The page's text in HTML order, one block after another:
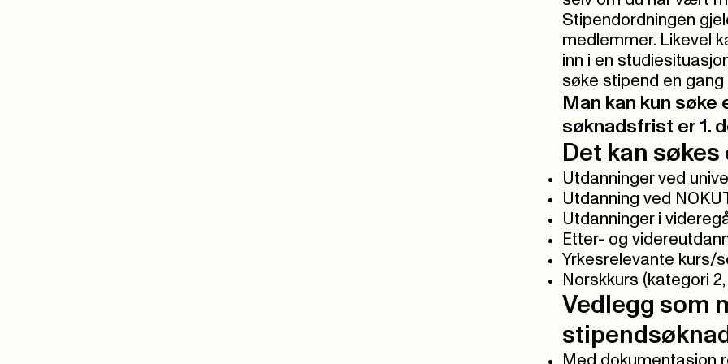
Stipendordningen
medlemmer. Likevel
inn i en
søke stipend en gang
Man kan kun
søknadsfrist er 1.
Det kan
Utdanninger ved
Utdanning ved
Utdanninger i
Etter- og
Yrkesrelevante kurs/
Norskkurs (kategori
Vedlegg som
Med dokumentasjon